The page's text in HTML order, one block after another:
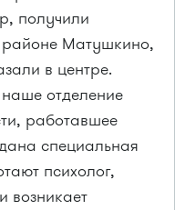
получили
Матушкино,
в центре.
отделение
работавшее
специальная
психолог,
возникает